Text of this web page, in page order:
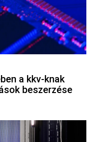
a kkv-knak
beszerzése